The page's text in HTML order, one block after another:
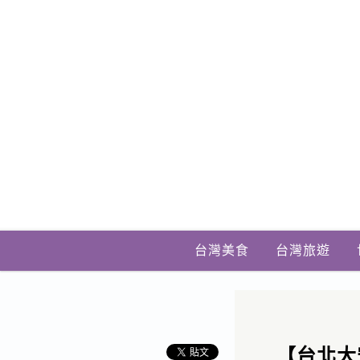
台灣美食 台灣旅遊